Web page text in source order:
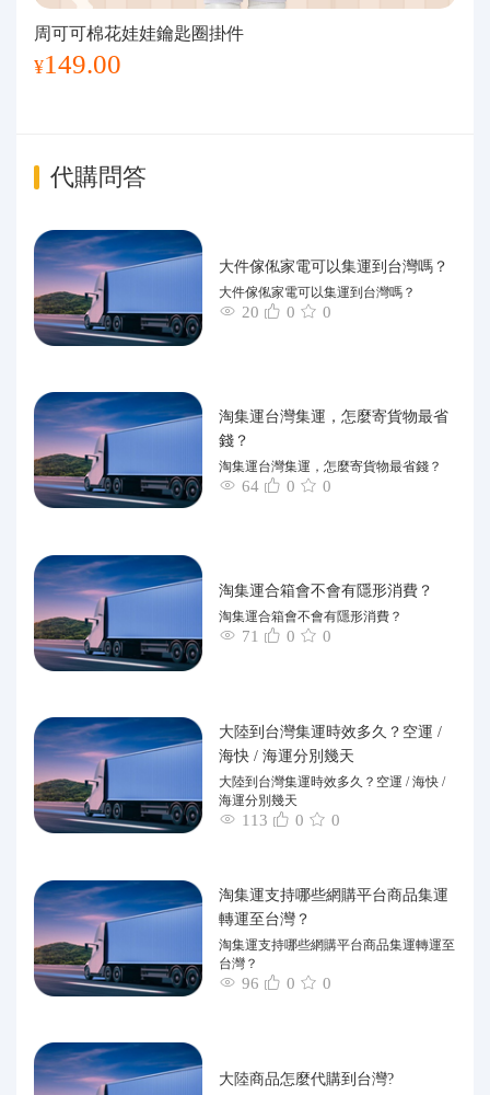
周可可棉花娃娃鑰匙圈掛件
¥149.00
代購問答
大件傢俬家電可以集運到台灣嗎？
大件傢俬家電可以集運到台灣嗎？
20 0 0
淘集運台灣集運，怎麼寄貨物最省
錢？
淘集運台灣集運，怎麼寄貨物最省錢？
64 0 0
淘集運合箱會不會有隱形消費？
淘集運合箱會不會有隱形消費？
71 0 0
大陸到台灣集運時效多久？空運 /
海快 / 海運分別幾天
大陸到台灣集運時效多久？空運 / 海快 /
海運分別幾天
113 0 0
淘集運支持哪些網購平台商品集運
轉運至台灣？
淘集運支持哪些網購平台商品集運轉運至
台灣？
96 0 0
大陸商品怎麼代購到台灣?